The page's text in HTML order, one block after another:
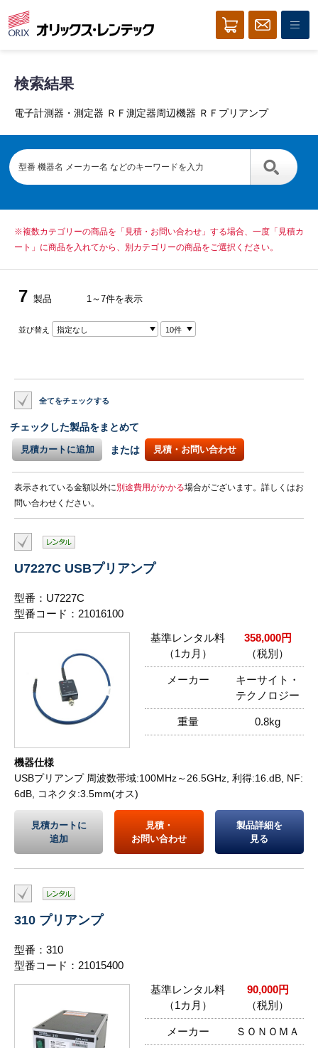
検索結果
電子計測器・測定器 ＲＦ測定器周辺機器 ＲＦプリアンプ
※複数カテゴリーの商品を「見積・お問い合わせ」する場合、一度「見積カ
ート」に商品を入れてから、別カテゴリーの商品をご選択ください。
7 製品 1～7件を表示
並び替え 指定なし 10件
全てをチェックする
チェックした製品をまとめて
見積カートに追加 または 見積・お問い合わせ
表示されている金額以外に別途費用がかかる場合がございます。詳しくはお
問い合わせください。
U7227C USBプリアンプ
型番：U7227C
型番コード：21016100
基準レンタル料
（1カ月）
358,000円
（税別）
メーカー
キーサイト・
テクノロジー
重量 0.8kg
機器仕様
USBプリアンプ 周波数帯域:100MHz～26.5GHz, 利得:16.dB, NF:
6dB, コネクタ:3.5mm(オス)
見積カートに
追加
見積・
お問い合わせ
製品詳細を
見る
310 プリアンプ
型番：310
型番コード：21015400
基準レンタル料
（1カ月）
90,000円
（税別）
メーカー ＳＯＮＯＭＡ